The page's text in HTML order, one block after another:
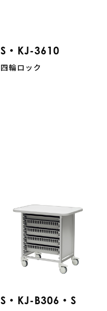
S・KJ-3610
四輪ロック
S・KJ-B306・S